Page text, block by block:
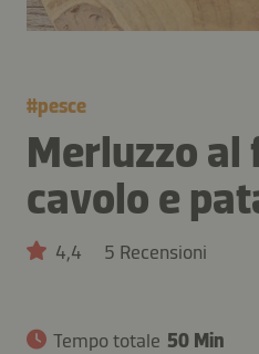
#pesce
Merluzzo al
cavolo e
4,4 5 Recensioni
Tempo totale 50 Min